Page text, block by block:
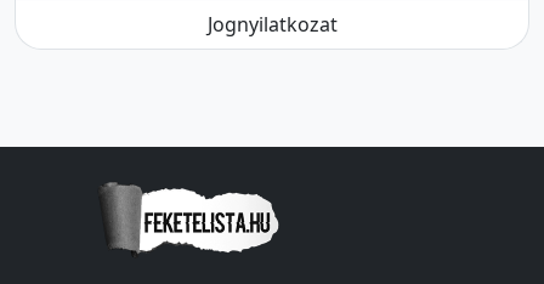
Jognyilatkozat